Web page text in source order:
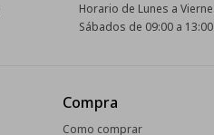
Horario de Lunes a
Sábados de 09:00 a 13:00
Compra
Como comprar